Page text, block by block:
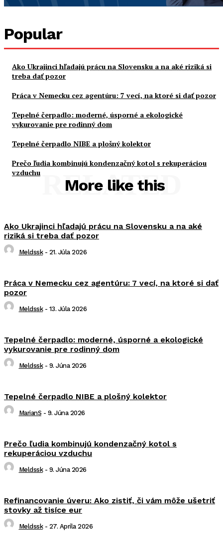
Popular
Ako Ukrajinci hľadajú prácu na Slovensku a na aké riziká si
treba dať pozor
Práca v Nemecku cez agentúru: 7 vecí, na ktoré si dať pozor
Tepelné čerpadlo: moderné, úsporné a ekologické
vykurovanie pre rodinný dom
Tepelné čerpadlo NIBE a plošný kolektor
Prečo ľudia kombinujú kondenzačný kotol s rekuperáciou
vzduchu
More like this
RELATED
Ako Ukrajinci hľadajú prácu na Slovensku a na aké
riziká si treba dať pozor
Meldssk - 21. Júla 2026
Práca v Nemecku cez agentúru: 7 vecí, na ktoré si dať
pozor
Meldssk - 13. Júla 2026
Tepelné čerpadlo: moderné, úsporné a ekologické
vykurovanie pre rodinný dom
Meldssk - 9. Júna 2026
Tepelné čerpadlo NIBE a plošný kolektor
MarianS - 9. Júna 2026
Prečo ľudia kombinujú kondenzačný kotol s
rekuperáciou vzduchu
Meldssk - 9. Júna 2026
Refinancovanie úveru: Ako zistiť, či vám môže ušetriť
stovky až tisíce eur
Meldssk - 27. Apríla 2026